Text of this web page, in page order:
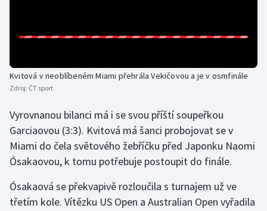
Ragby
Rychlostní kanoistika
Short track
Sportovní střelba
Kvitová v neoblíbeném Miami přehrála Vekičovou a je v osmfinále
Zdroj: ČT sport
Vyrovnanou bilanci má i se svou příští soupeřkou
Garciaovou (3:3). Kvitová má šanci probojovat se v
Miami do čela světového žebříčku před Japonku Naomi
Ósakaovou, k tomu potřebuje postoupit do finále.
Ósakaová se překvapivě rozloučila s turnajem už ve
třetím kole. Vítězku US Open a Australian Open vyřadila